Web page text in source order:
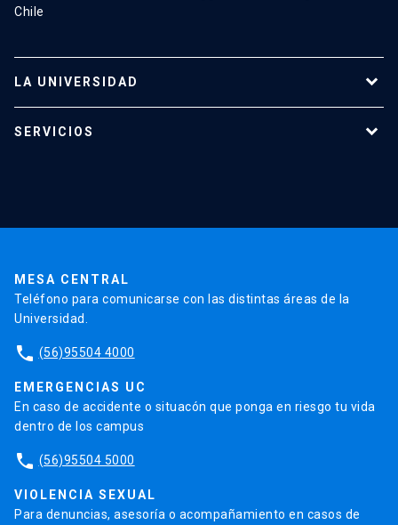
Chile
LA UNIVERSIDAD
Investigación
SERVICIOS
MESA CENTRAL
Teléfono para comunicarse con las distintas áreas de la
Universidad.
phone (56)95504 4000
EMERGENCIAS UC
En caso de accidente o situacón que ponga en riesgo tu vida
dentro de los campus
phone (56)95504 5000
VIOLENCIA SEXUAL
Para denuncias, asesoría o acompañamiento en casos de